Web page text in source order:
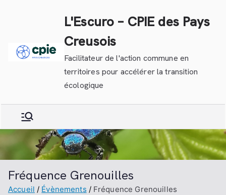
L'Escuro – CPIE des Pays
Creusois
Facilitateur de l'action commune en
territoires pour accélérer la transition
écologique
Fréquence Grenouilles
Accueil Évènements Fréquence Grenouilles